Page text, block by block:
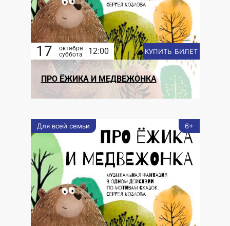
17
октября
суббота
12:00 КУПИТЬ БИЛЕТ
ПРО ЁЖИКА И МЕДВЕЖОНКА
Для всей семьи 6+